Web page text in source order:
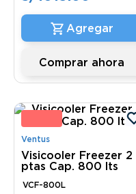
Comprar ahora
Ventus
Visicooler Freezer 2
ptas Cap. 800 lts
VCF-800L